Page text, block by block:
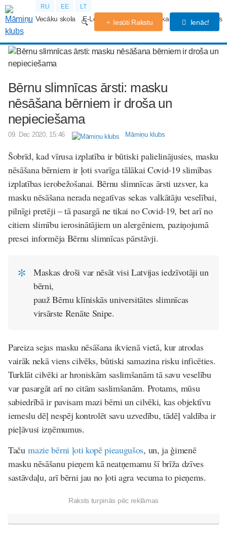
RU EE LT
Vecāku skola E-Lekcijas Grūtniecības kalendārs Forums
Iesūti Rakstu Ienāc!
Bērnu slimnīcas ārsti: masku
nēsāšana bērniem ir droša un
nepieciešama
09. Dec 2020, 15:46 Māmiņu klubs
Šobrīd, kad vīrusa izplatība ir būtiski palielinājusies, masku
nēsāšana bērniem ir ļoti svarīga tālākai Covid-19 slimības
izplatības ierobežošanai. Bērnu slimnīcas ārsti uzsver, ka
masku nēsāšana nerada negatīvas sekas valkātāju veselībai,
pilnīgi pretēji – tā pasargā ne tikai no Covid-19, bet arī no
citiem slimību ierosinātājiem un alergēniem, paziņojumā
presei informēja Bērnu slimnīcas pārstāvji.
Maskas droši var nēsāt visi Latvijas iedzīvotāji un
bērni,
pauž Bērnu klīniskās universitātes slimnīcas
virsārste Renāte Snipe.
Pareiza sejas masku nēsāšana ikvienā vietā, kur atrodas
vairāk nekā viens cilvēks, būtiski samazina risku inficēties.
Turklāt cilvēki ar hroniskām saslimšanām tā savu veselību
var pasargāt arī no citām saslimšanām. Protams, mūsu
sabiedrībā ir pavisam mazi bērni un cilvēki, kas objektīvu
iemeslu dēļ nespēj kontrolēt savu uzvedību, tādēļ valdība ir
pieļāvusi izņēmumus.
Tačumazie bērni ļoti kopē pieaugušos, un, ja ģimenē
masku nēsāšanu pieņem kā neatņemamu šī brīža dzīves
sastāvdaļu, arī bērni jau no ļoti agra vecuma to pieņems.
Raksts turpinās pēc reklāmas